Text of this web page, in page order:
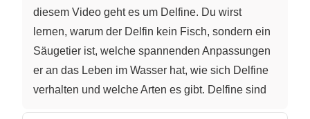
diesem Video geht es um Delfine. Du wirst
lernen, warum der Delfin kein Fisch, sondern ein
Säugetier ist, welche spannenden Anpassungen
er an das Leben im Wasser hat, wie sich Delfine
verhalten und welche Arten es gibt. Delfine sind
Säugetiere. Sie bringen lebende Jungen zur